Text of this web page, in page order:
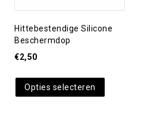
Hittebestendige Silicone
Beschermdop
€2,50
Opties selecteren